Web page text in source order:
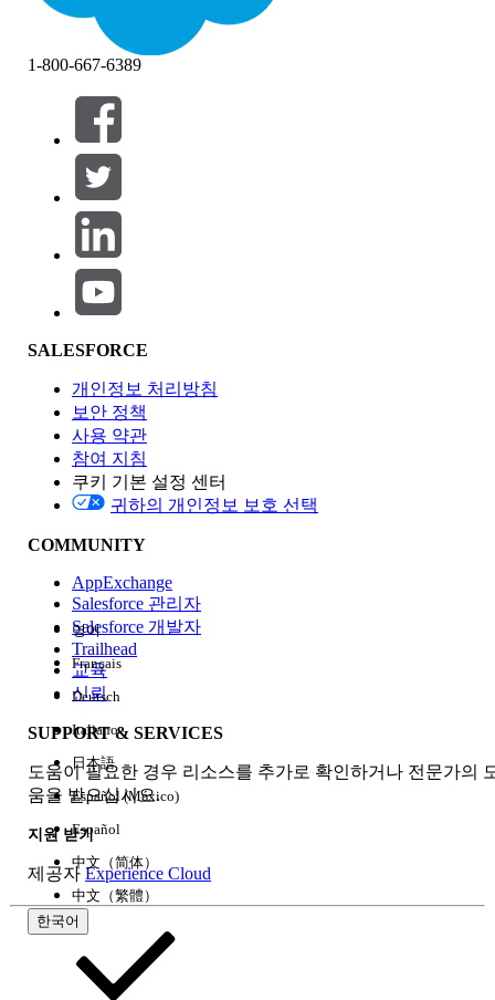
필터 (0)
필터 선택
제품 영역
기능 영향
Edition
경험
1-800-667-6389
SALESFORCE
개인정보 처리방침
보안 정책
사용 약관
참여 지침
쿠키 기본 설정 센터
귀하의 개인정보 보호 선택
COMMUNITY
AppExchange
Salesforce 관리자
Salesforce 개발자
Trailhead
교육
신뢰
SUPPORT & SERVICES
도움이 필요한 경우 리소스를 추가로 확인하거나 전문가의
움을 받으십시오.
지원 받기
제공자 Experience Cloud
한국어
영어
Français
Deutsch
Italiano
日本語
Español (México)
Español
中文（简体）
中文（繁體）